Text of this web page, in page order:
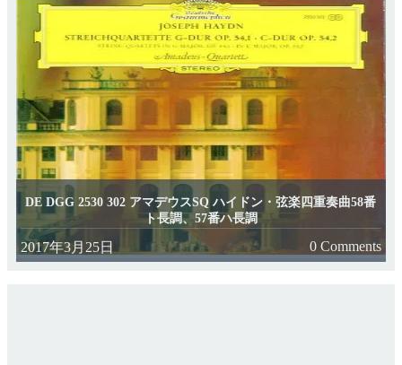
DE DGG 2530 302 アマデウスSQ ハイドン・弦楽四重奏曲58番
ト長調、57番ハ長調
2017年3月25日 0 Comments